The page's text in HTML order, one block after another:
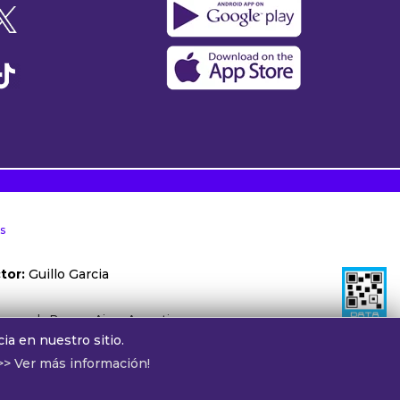
Guillo Garcia
de Buenos Aires, Argentina.
cv@alphamedia.com.ar
en nuestro sitio.
Ver más información!